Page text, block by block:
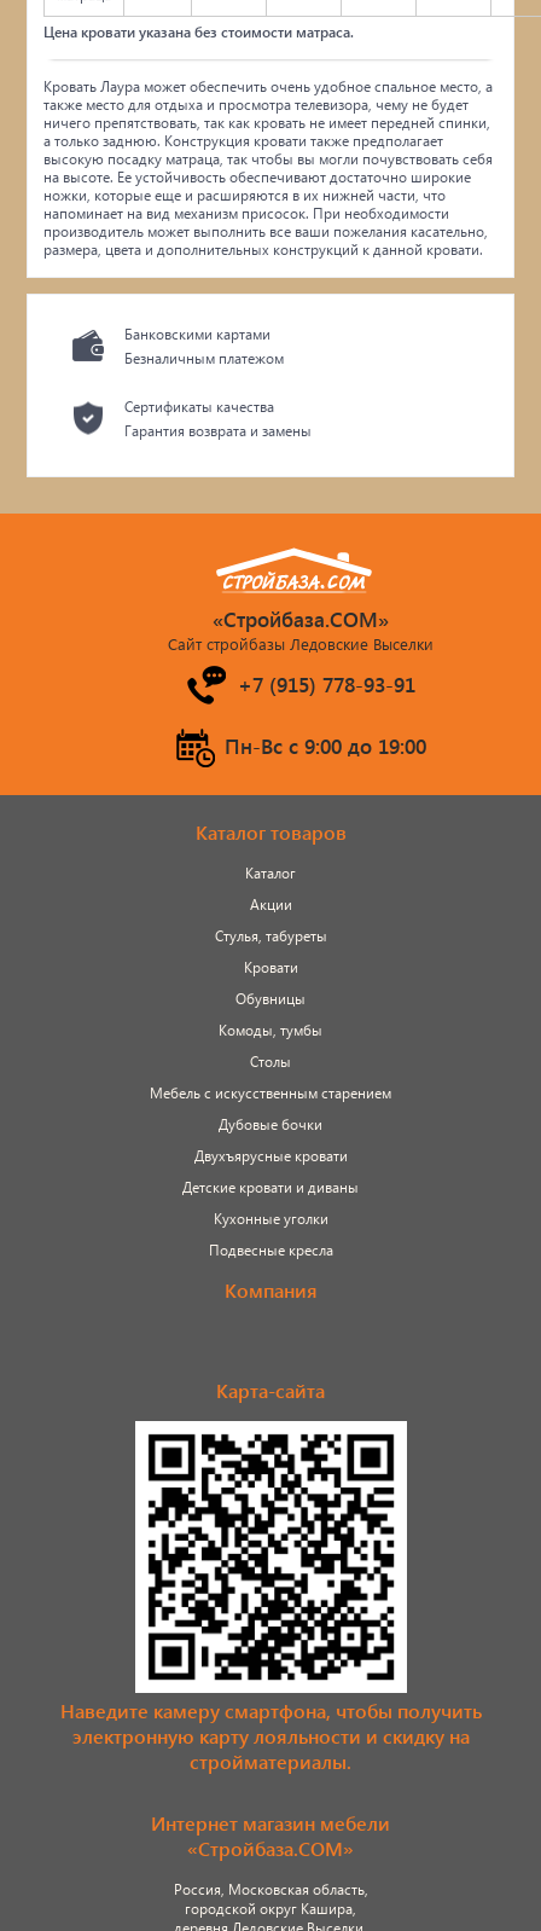
Цена кровати указана без стоимости матраса.
Кровать Лаура может обеспечить очень удобное спальное место, а
также место для отдыха и просмотра телевизора, чему не будет
ничего препятствовать, так как кровать не имеет передней спинки,
а только заднюю. Конструкция кровати также предполагает
высокую посадку матраца, так чтобы вы могли почувствовать себя
на высоте. Ее устойчивость обеспечивают достаточно широкие
ножки, которые еще и расширяются в их нижней части, что
напоминает на вид механизм присосок. При необходимости
производитель может выполнить все ваши пожелания касательно,
размера, цвета и дополнительных конструкций к данной кровати.
Банковскими картами
Безналичным платежом
Сертификаты качества
Гарантия возврата и замены
«Стройбаза.COM»
Сайт стройбазы Ледовские Выселки
+7 (915) 778-93-91
Пн-Вс c 9:00 до 19:00
Каталог товаров
Каталог
Акции
Стулья, табуреты
Кровати
Обувницы
Комоды, тумбы
Столы
Мебель с искусственным старением
Дубовые бочки
Двухъярусные кровати
Детские кровати и диваны
Кухонные уголки
Подвесные кресла
Компания
Карта-сайта
Наведите камеру смартфона, чтобы получить
электронную карту лояльности и скидку на
стройматериалы.
Интернет магазин мебели
«Стройбаза.COM»
Россия, Московская область,
городской округ Кашира,